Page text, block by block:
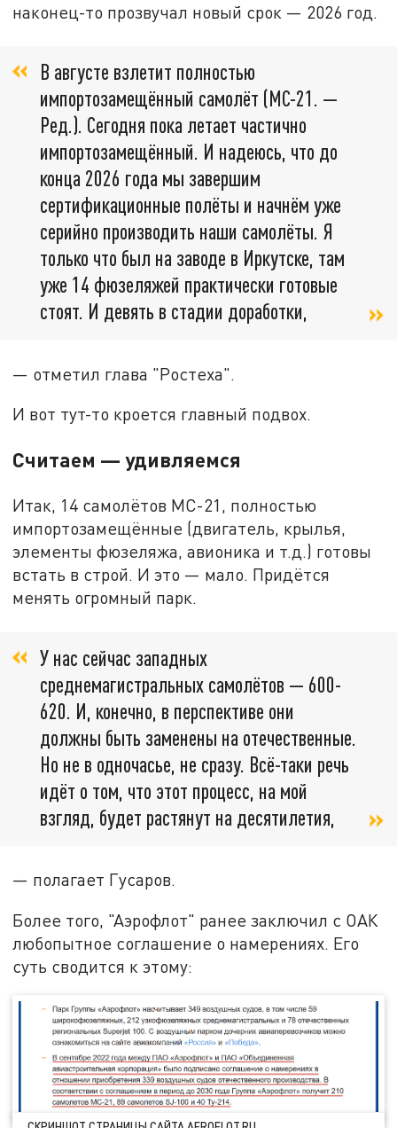
наконец-то прозвучал новый срок — 2026 год.
В августе взлетит полностью
импортозамещённый самолёт (МС-21. —
Ред.). Сегодня пока летает частично
импортозамещённый. И надеюсь, что до
конца 2026 года мы завершим
сертификационные полёты и начнём уже
серийно производить наши самолёты. Я
только что был на заводе в Иркутске, там
уже 14 фюзеляжей практически готовые
стоят. И девять в стадии доработки,
— отметил глава "Ростеха".
И вот тут-то кроется главный подвох.
Считаем — удивляемся
Итак, 14 самолётов МС-21, полностью
импортозамещённые (двигатель, крылья,
элементы фюзеляжа, авионика и т.д.) готовы
встать в строй. И это — мало. Придётся
менять огромный парк.
У нас сейчас западных
среднемагистральных самолётов — 600-
620. И, конечно, в перспективе они
должны быть заменены на отечественные.
Но не в одночасье, не сразу. Всё-таки речь
идёт о том, что этот процесс, на мой
взгляд, будет растянут на десятилетия,
— полагает Гусаров.
Более того, "Аэрофлот" ранее заключил с ОАК
любопытное соглашение о намерениях. Его
суть сводится к этому: